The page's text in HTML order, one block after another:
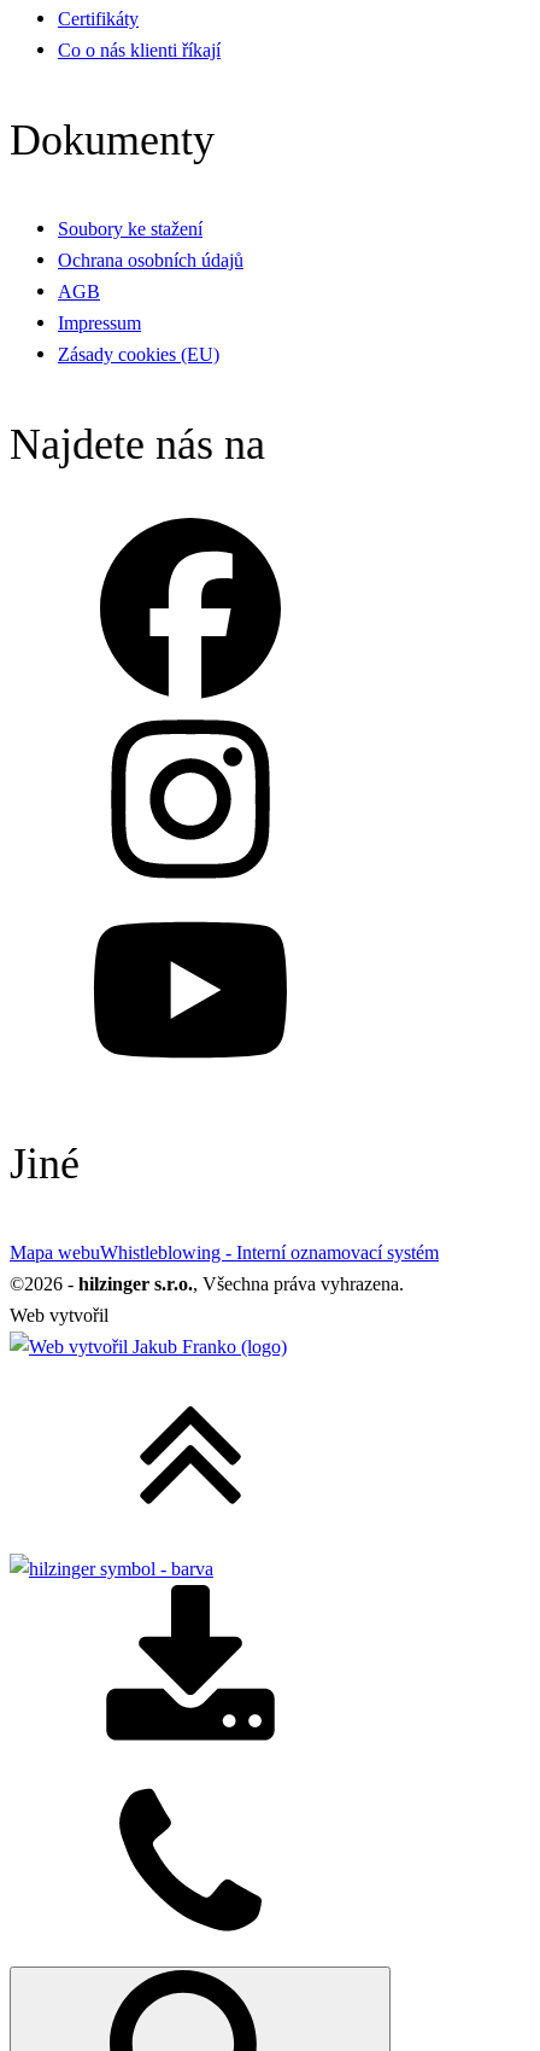
Certifikáty
Co o nás klienti říkají
Dokumenty
Soubory ke stažení
Ochrana osobních údajů
AGB
Impressum
Zásady cookies (EU)
Najdete nás na
Jiné
Mapa webuWhistleblowing - Interní oznamovací systém
©2026 - hilzinger s.r.o., Všechna práva vyhrazena.
Web vytvořil